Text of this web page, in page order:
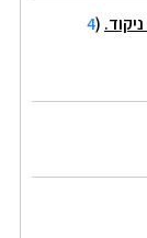
(
4